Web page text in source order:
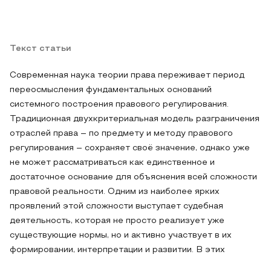
Текст статьи
Современная наука теории права переживает период
переосмысления фундаментальных оснований
системного построения правового регулирования.
Традиционная двухкритериальная модель разграничения
отраслей права – по предмету и методу правового
регулирования – сохраняет своё значение, однако уже
не может рассматриваться как единственное и
достаточное основание для объяснения всей сложности
правовой реальности. Одним из наиболее ярких
проявлений этой сложности выступает судебная
деятельность, которая не просто реализует уже
существующие нормы, но и активно участвует в их
формировании, интерпретации и развитии. В этих